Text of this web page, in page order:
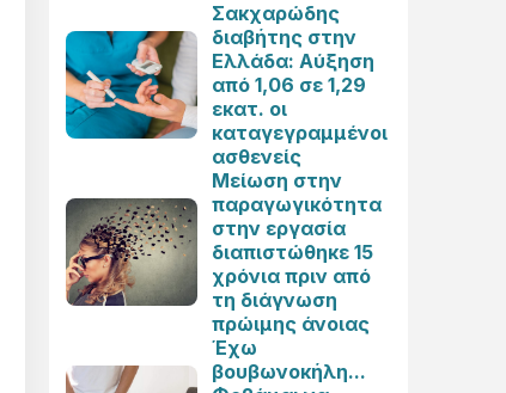
Σακχαρώδης
διαβήτης στην
Ελλάδα: Αύξηση
από 1,06 σε 1,29
εκατ. οι
καταγεγραμμένοι
ασθενείς
Μείωση στην
παραγωγικότητα
στην εργασία
διαπιστώθηκε 15
χρόνια πριν από
τη διάγνωση
πρώιμης άνοιας
Έχω
βουβωνοκήλη...